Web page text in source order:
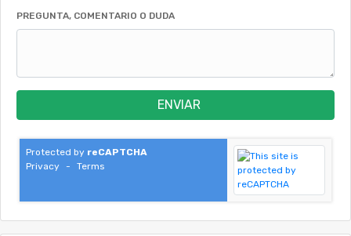
PREGUNTA, COMENTARIO O DUDA
ENVIAR
Protected by reCAPTCHA
Privacy
- Terms